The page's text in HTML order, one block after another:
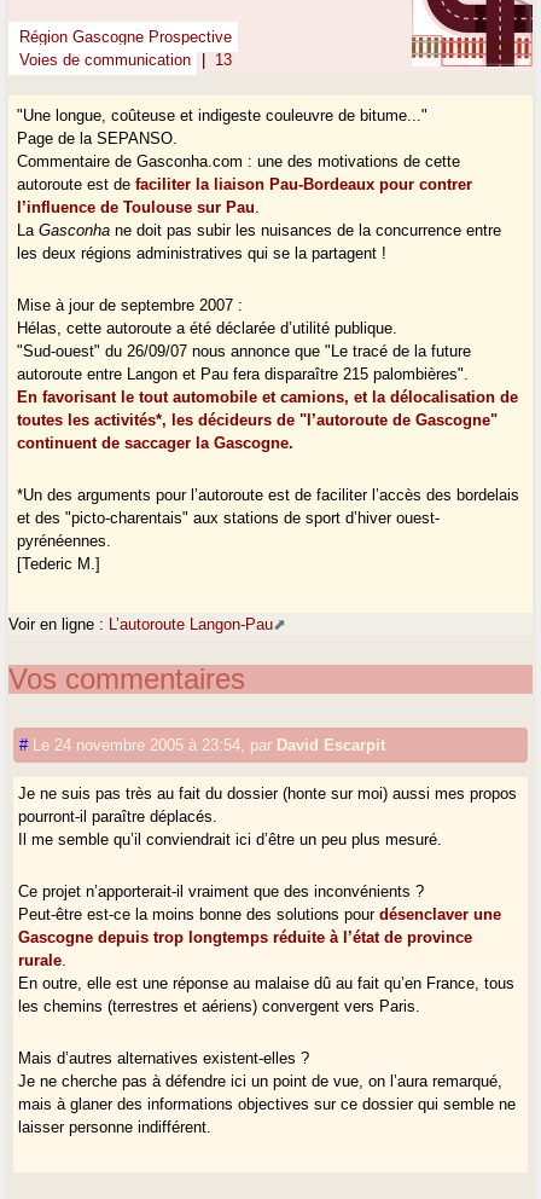
Région Gascogne Prospective
Voies de communication
13
"Une longue, coûteuse et indigeste couleuvre de bitume..."
Page de la SEPANSO.
Commentaire de Gasconha.com : une des motivations de cette
autoroute est defaciliter la liaison Pau-Bordeaux pour contrer
l’influence de Toulouse sur Pau.
LaGasconha ne doit pas subir les nuisances de la concurrence entre
les deux régions administratives qui se la partagent !
Mise à jour de septembre 2007 :
Hélas, cette autoroute a été déclarée d’utilité publique.
"Sud-ouest" du 26/09/07 nous annonce que "Le tracé de la future
autoroute entre Langon et Pau fera disparaître 215 palombières".
En favorisant le tout automobile et camions, et la délocalisation de
toutes les activités*, les décideurs de "l’autoroute de Gascogne"
continuent de saccager la Gascogne.
*Un des arguments pour l’autoroute est de faciliter l’accès des bordelais
et des "picto-charentais" aux stations de sport d’hiver ouest-
pyrénéennes.
[Tederic M.]
Voir en ligne : L’autoroute Langon-Pau
Vos commentaires
# Le 24 novembre 2005 à 23:54 par David Escarpit
Je ne suis pas très au fait du dossier (honte sur moi) aussi mes propos
pourront-il paraître déplacés.
Il me semble qu’il conviendrait ici d’être un peu plus mesuré.
Ce projet n’apporterait-il vraiment que des inconvénients ?
Peut-être est-ce la moins bonne des solutions pourdésenclaver une
Gascogne depuis trop longtemps réduite à l’état de province
rurale
En outre, elle est une réponse au malaise dû au fait qu’en France, tous
les chemins (terrestres et aériens) convergent vers Paris.
Mais d’autres alternatives existent-elles ?
Je ne cherche pas à défendre ici un point de vue, on l’aura remarqué,
mais à glaner des informations objectives sur ce dossier qui semble ne
laisser personne indifférent.